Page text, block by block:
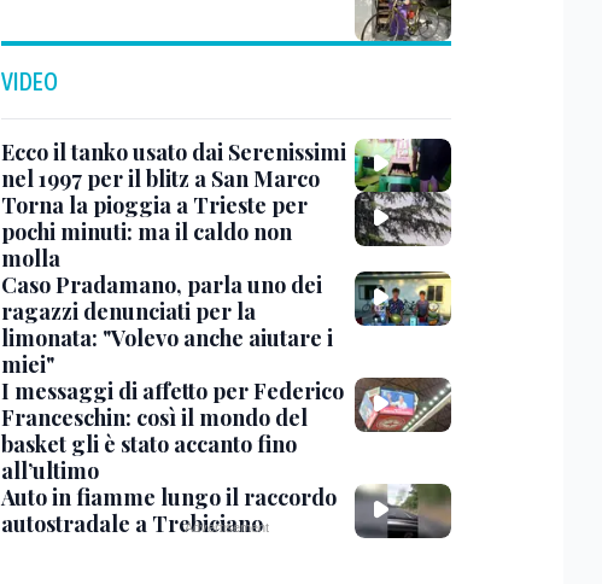
VIDEO
Ecco il tanko usato dai Serenissimi
nel 1997 per il blitz a San Marco
Torna la pioggia a Trieste per
pochi minuti: ma il caldo non
molla
Caso Pradamano, parla uno dei
ragazzi denunciati per la
limonata: "Volevo anche aiutare i
miei"
I messaggi di affetto per Federico
Franceschin: così il mondo del
basket gli è stato accanto fino
all’ultimo
Auto in fiamme lungo il raccordo
autostradale a Trebiciano